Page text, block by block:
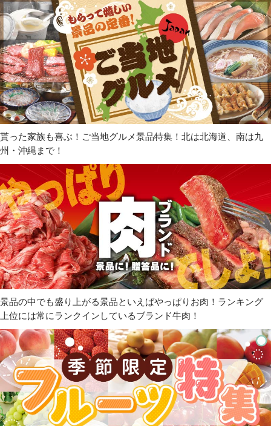
貰った家族も喜ぶ！ご当地グルメ景品特集！北は北海道、南は九
州・沖縄まで！
景品の中でも盛り上がる景品といえばやっぱりお肉！ランキング
上位には常にランクインしているブランド牛肉！